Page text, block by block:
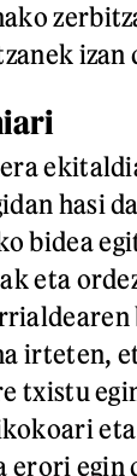
izan
hasi
bidea
eta
irteten,
txistu
erori egin